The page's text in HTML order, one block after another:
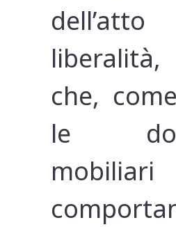
che,
le
mobiliari